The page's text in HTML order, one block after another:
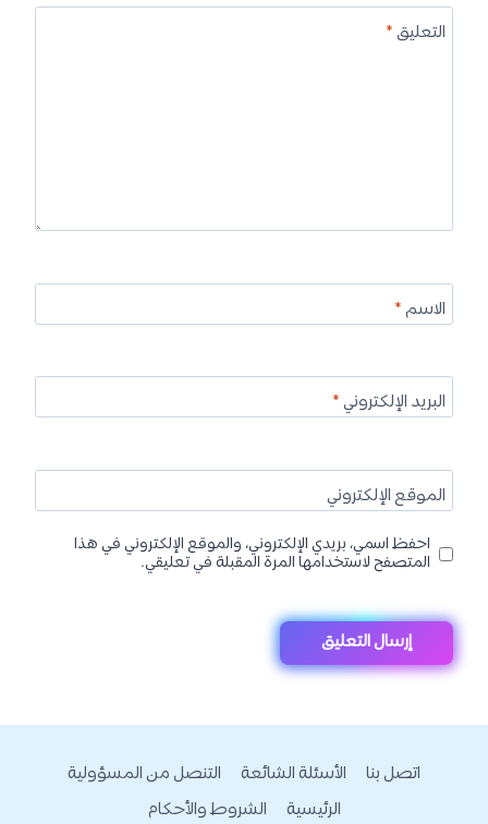
التعليق*
الاسم*
البريد الإلكتروني*
الموقع الإلكتروني
احفظ اسمي، بريدي الإلكتروني، والموقع الإلكتروني في هذا
المتصفح لاستخدامها المرة المقبلة في تعليقي.
اتصل بنا الأسئلة الشائعة
التنصل من المسؤولية
الرئيسية
الشروط والأحكام